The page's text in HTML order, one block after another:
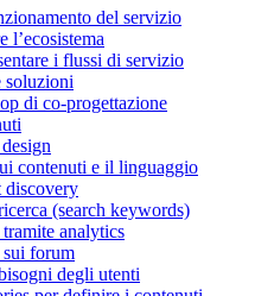
del servizio
l’ecosistema
i flussi di servizio
soluzioni
di co-progettazione
contenuti e il linguaggio
discovery
(search keywords)
analytics
forum
degli utenti